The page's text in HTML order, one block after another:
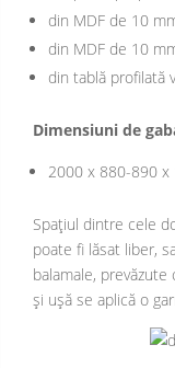
din MDF de 10
din MDF de 10
din tablă profilată
Dimensiuni de
2000 x 880-890
Spațiul dintre cele
poate fi lăsat liber,
balamale,
și ușă se aplică o